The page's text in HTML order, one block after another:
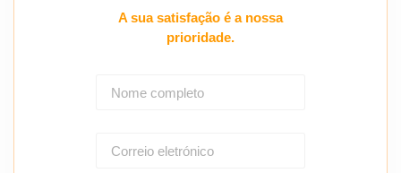
A sua satisfação é a nossa
prioridade.